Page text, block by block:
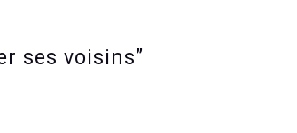
ses voisins”